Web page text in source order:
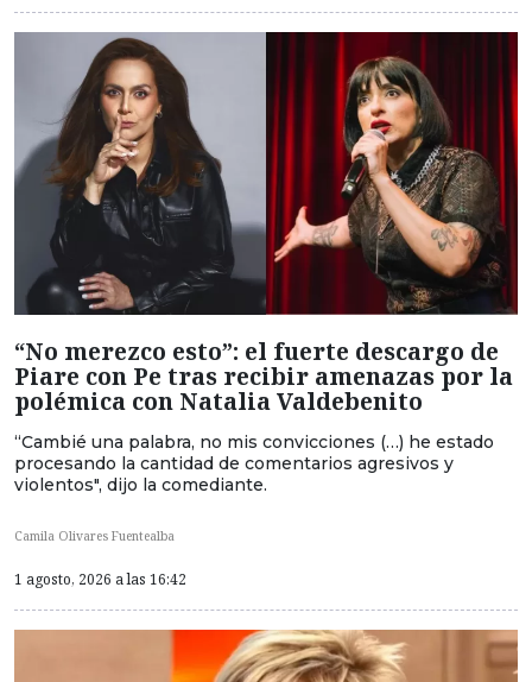
“No merezco esto”: el fuerte descargo de
Piare con Pe tras recibir amenazas por la
polémica con Natalia Valdebenito
“Cambié una palabra, no mis convicciones (…) he estado
procesando la cantidad de comentarios agresivos y
violentos", dijo la comediante.
Camila Olivares Fuentealba
1 agosto, 2026 a las 16:42